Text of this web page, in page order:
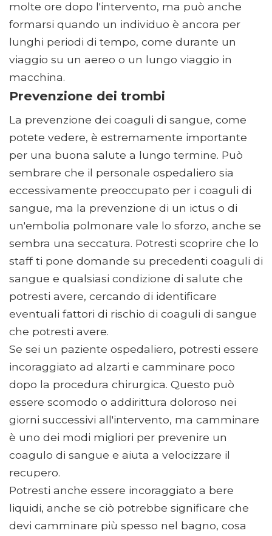
molte ore dopo l'intervento, ma può anche
formarsi quando un individuo è ancora per
lunghi periodi di tempo, come durante un
viaggio su un aereo o un lungo viaggio in
macchina.
Prevenzione dei trombi
La prevenzione dei coaguli di sangue, come
potete vedere, è estremamente importante
per una buona salute a lungo termine. Può
sembrare che il personale ospedaliero sia
eccessivamente preoccupato per i coaguli di
sangue, ma la prevenzione di un ictus o di
un'embolia polmonare vale lo sforzo, anche se
sembra una seccatura. Potresti scoprire che lo
staff ti pone domande su precedenti coaguli di
sangue e qualsiasi condizione di salute che
potresti avere, cercando di identificare
eventuali fattori di rischio di coaguli di sangue
che potresti avere.
Se sei un paziente ospedaliero, potresti essere
incoraggiato ad alzarti e camminare poco
dopo la procedura chirurgica. Questo può
essere scomodo o addirittura doloroso nei
giorni successivi all'intervento, ma camminare
è uno dei modi migliori per prevenire un
coagulo di sangue e aiuta a velocizzare il
recupero.
Potresti anche essere incoraggiato a bere
liquidi, anche se ciò potrebbe significare che
devi camminare più spesso nel bagno, cosa